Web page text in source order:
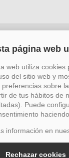
CP: 29006)
el impulso de la
Acción durante el
de la